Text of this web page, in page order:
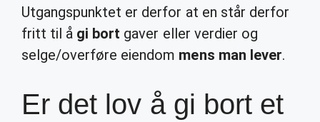
Utgangspunktet er derfor at en står derfor
fritt til å gi bort gaver eller verdier og
selge/overføre eiendom mens man lever.
Er det lov å gi bort et